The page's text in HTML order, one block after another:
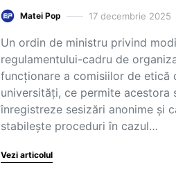
Matei Pop 17 decembrie 2025
Un ordin de ministru privind
regulamentului-cadru de
funcționare a comisiilor de etică
universități, ce permite acestora
înregistreze sesizări anonime și
stabilește proceduri în cazul…
Vezi articolul